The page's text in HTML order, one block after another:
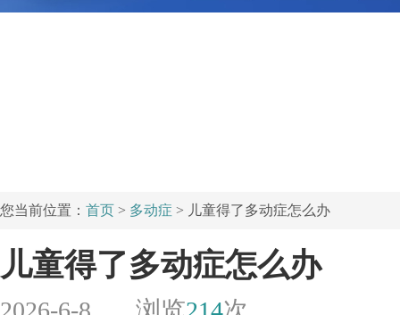
您当前位置： 首页 > 多动症 > 儿童得了多动症怎么办
儿童得了多动症怎么办